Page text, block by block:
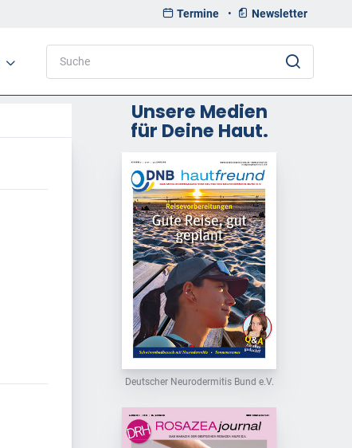
Termine • Newsletter
Unsere Medien
für Deine Haut.
Deutscher Neurodermitis Bund e.V.